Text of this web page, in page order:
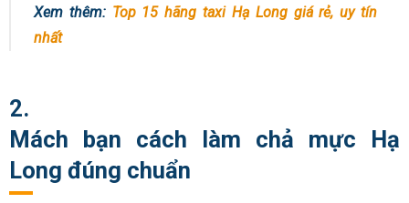
Xem thêm: Top 15 hãng taxi Hạ Long giá rẻ, uy tín
nhất
2.
Mách bạn cách làm chả mực Hạ
Long đúng chuẩn